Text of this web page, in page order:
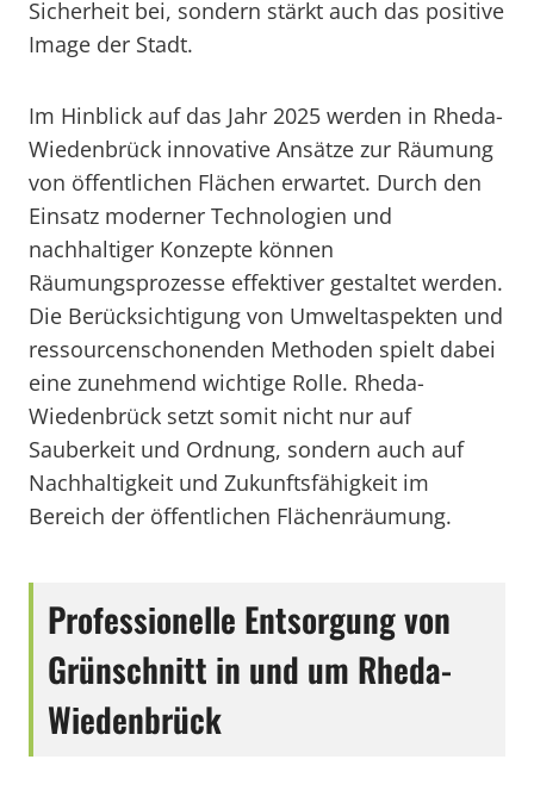
Sicherheit bei, sondern stärkt auch das positive
Image der Stadt.
Im Hinblick auf das Jahr 2025 werden in Rheda-
Wiedenbrück innovative Ansätze zur Räumung
von öffentlichen Flächen erwartet. Durch den
Einsatz moderner Technologien und
nachhaltiger Konzepte können
Räumungsprozesse effektiver gestaltet werden.
Die Berücksichtigung von Umweltaspekten und
ressourcenschonenden Methoden spielt dabei
eine zunehmend wichtige Rolle. Rheda-
Wiedenbrück setzt somit nicht nur auf
Sauberkeit und Ordnung, sondern auch auf
Nachhaltigkeit und Zukunftsfähigkeit im
Bereich der öffentlichen Flächenräumung.
Professionelle Entsorgung von
Grünschnitt in und um Rheda-
Wiedenbrück